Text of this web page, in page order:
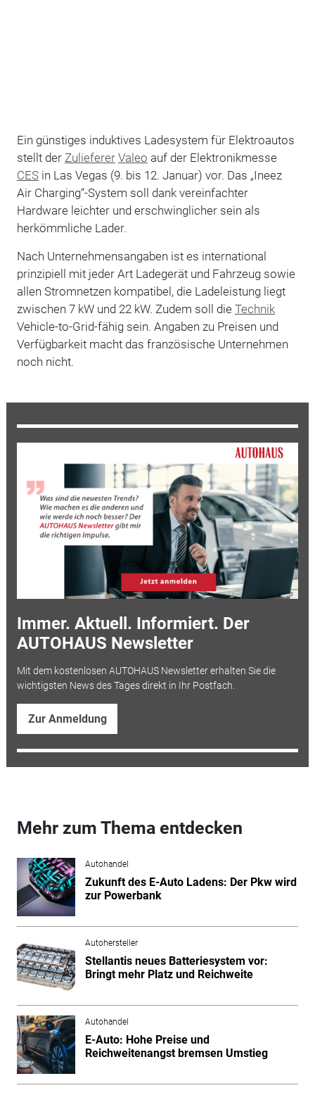
Ein günstiges induktives Ladesystem für Elektroautos
stellt der Zulieferer Valeo auf der Elektronikmesse
CESin Las Vegas (9. bis 12. Januar) vor. Das „Ineez
Air Charging“-System soll dank vereinfachter
Hardware leichter und erschwinglicher sein als
herkömmliche Lader.
Nach Unternehmensangaben ist es international
prinzipiell mit jeder Art Ladegerät und Fahrzeug sowie
allen Stromnetzen kompatibel, die Ladeleistung liegt
zwischen 7 kW und 22 kW. Zudem soll die Technik
Vehicle-to-Grid-fähig sein. Angaben zu Preisen und
Verfügbarkeit macht das französische Unternehmen
noch nicht.
Immer. Aktuell. Informiert. Der
AUTOHAUS Newsletter
Mit dem kostenlosen AUTOHAUS Newsletter erhalten Sie die
wichtigsten News des Tages direkt in Ihr Postfach.
Zur Anmeldung
Mehr zum Thema entdecken
Autohandel
Zukunft des E-Auto Ladens: Der Pkw wird
zur Powerbank
Autohersteller
Stellantis neues Batteriesystem vor:
Bringt mehr Platz und Reichweite
Autohandel
E-Auto: Hohe Preise und
Reichweitenangst bremsen Umstieg